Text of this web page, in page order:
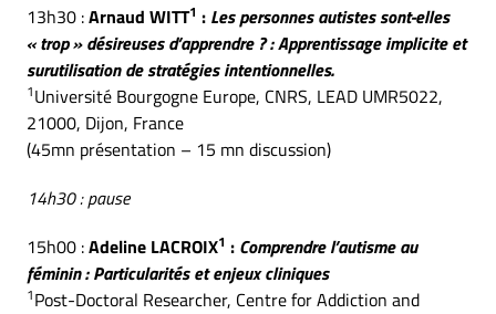
13h30 :Arnaud WITT1 : Les personnes autistes sont-elles
« trop » désireuses d’apprendre ? : Apprentissage implicite et
surutilisation de stratégies intentionnelles.
1Université Bourgogne Europe, CNRS, LEAD UMR5022,
21000, Dijon, France
(45mn présentation – 15 mn discussion)
14h30 : pause
15h00 :Adeline LACROIX1 : Comprendre l’autisme au
féminin : Particularités et enjeux cliniques
1Post-Doctoral Researcher, Centre for Addiction and